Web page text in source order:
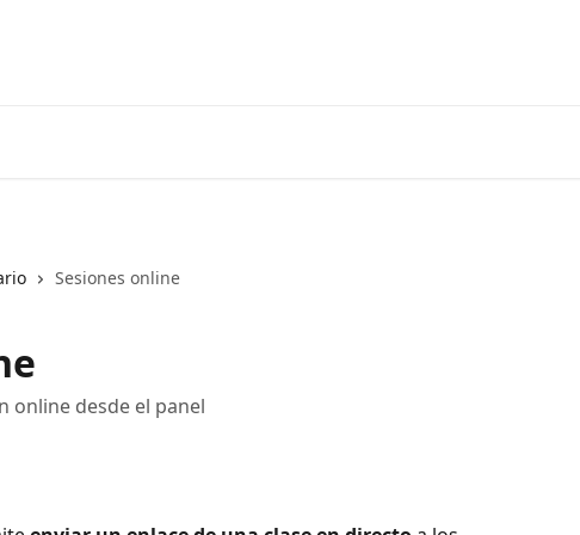
Sesiones online
online desde el panel